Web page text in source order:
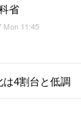
省
Mon 11:45
4割台と低調